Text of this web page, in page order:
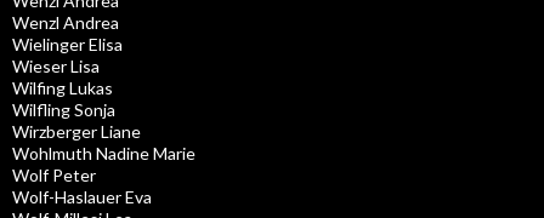
Wenzl Andrea
Wielinger Elisa
Wieser Lisa
Wilfing Lukas
Wilfling Sonja
Wirzberger Liane
Wohlmuth Nadine Marie
Wolf Peter
Wolf-Haslauer Eva